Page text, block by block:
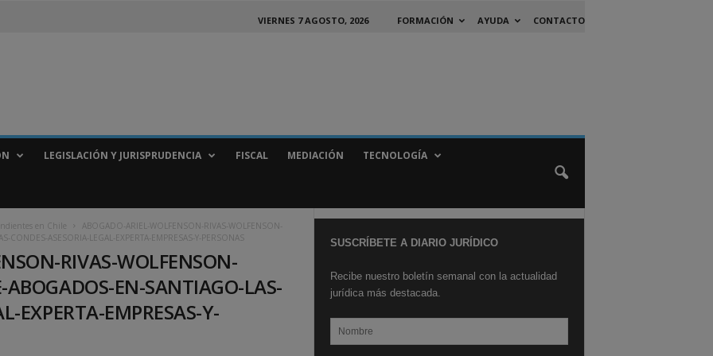
VIERNES 7 AGOSTO, 2026 FORMACIÓN AYUDA CONTACTO
LEGISLACIÓN Y JURISPRUDENCIA FISCAL MEDIACIÓN TECNOLOGÍA
en Chile
ABOGADO-ARIEL-WOLFENSON-RIVAS-WOLFENSON-
ASESORIA-LEGAL-EXPERTA-EMPRESAS-Y-PERSONAS
RIVAS-WOLFENSON-
EN-SANTIAGO-LAS-
EXPERTA-EMPRESAS-Y-
SUSCRÍBETE A DIARIO JURÍDICO
Recibe nuestro boletín semanal con la actualidad
jurídica más destacada.